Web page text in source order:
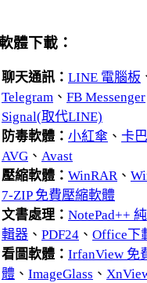
體下載：
聊天通訊： LINE 電腦板
Telegram 、 FB Messenger
Signal(取代LINE)
防毒軟體： 小紅傘 、 卡
AVG 、 Avast
壓縮軟體： WinRAR、
7-ZIP 免費壓縮軟體
文書處理： NotePad++
輯器 、 PDF24 、 Office下
看圖軟體： IrfanView 免
體 、 ImageGlass 、